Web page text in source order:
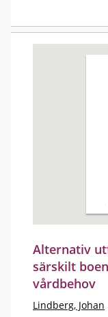
Alternativ
särskilt
vårdbehov
Lindberg, Johan